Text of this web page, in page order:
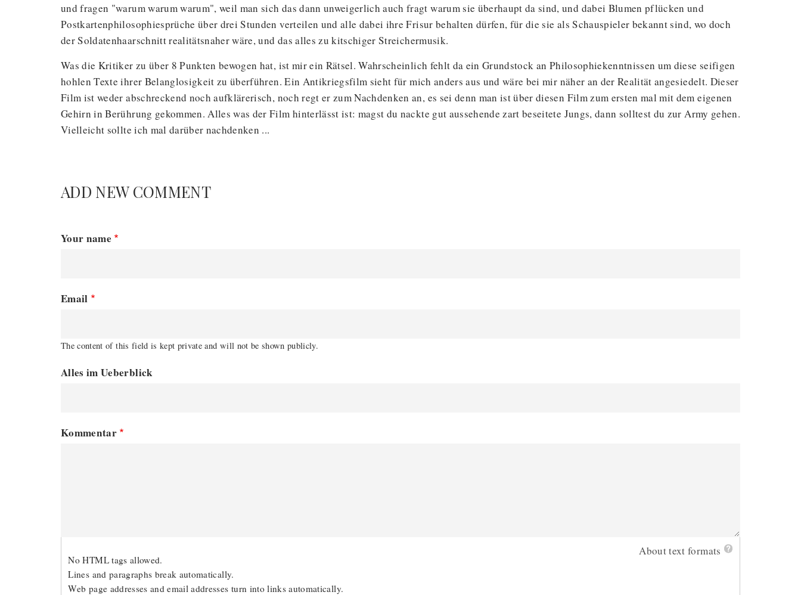
und fragen "warum warum warum", weil man sich das dann unweigerlich auch fragt warum sie überhaupt da sind, und dabei Blumen pflücken und
Postkartenphilosophiesprüche über drei Stunden verteilen und alle dabei ihre Frisur behalten dürfen, für die sie als Schauspieler bekannt sind, wo doch
der Soldatenhaarschnitt realitätsnaher wäre, und das alles zu kitschiger Streichermusik.
Was die Kritiker zu über 8 Punkten bewogen hat, ist mir ein Rätsel. Wahrscheinlich fehlt da ein Grundstock an Philosophiekenntnissen um diese seifigen
hohlen Texte ihrer Belanglosigkeit zu überführen. Ein Antikriegsfilm sieht für mich anders aus und wäre bei mir näher an der Realität angesiedelt. Dieser
Film ist weder abschreckend noch aufklärerisch, noch regt er zum Nachdenken an, es sei denn man ist über diesen Film zum ersten mal mit dem eigenen
Gehirn in Berührung gekommen. Alles was der Film hinterlässt ist: magst du nackte gut aussehende zart beseitete Jungs, dann solltest du zur Army gehen.
Vielleicht sollte ich mal darüber nachdenken ...
ADD NEW COMMENT
Your name
Email
The content of this field is kept private and will not be shown publicly.
Alles im Ueberblick
Kommentar
About text formats
No HTML tags allowed.
Lines and paragraphs break automatically.
Web page addresses and email addresses turn into links automatically.